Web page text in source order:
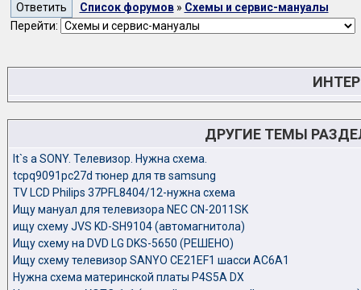
Список форумов» Схемы и сервис-мануалы
Перейти:
ДРУГИЕ ТЕМЫ
It`s a SONY. Телевизор. Нужна схема.
tcpq9091pc27d тюнер для тв samsung
TV LCD Philips 37PFL8404/12-нужна схема
Ищу мануал для телевизора NEC CN-2011SK
ищу схему JVS KD-SH9104 (автомагнитола)
Ищу схему на DVD LG DKS-5650 (РЕШЕНО)
Ищу схему телевизор SANYO CE21EF1 шасси AC6A1
Нужна схема материнской платы P4S5A DX